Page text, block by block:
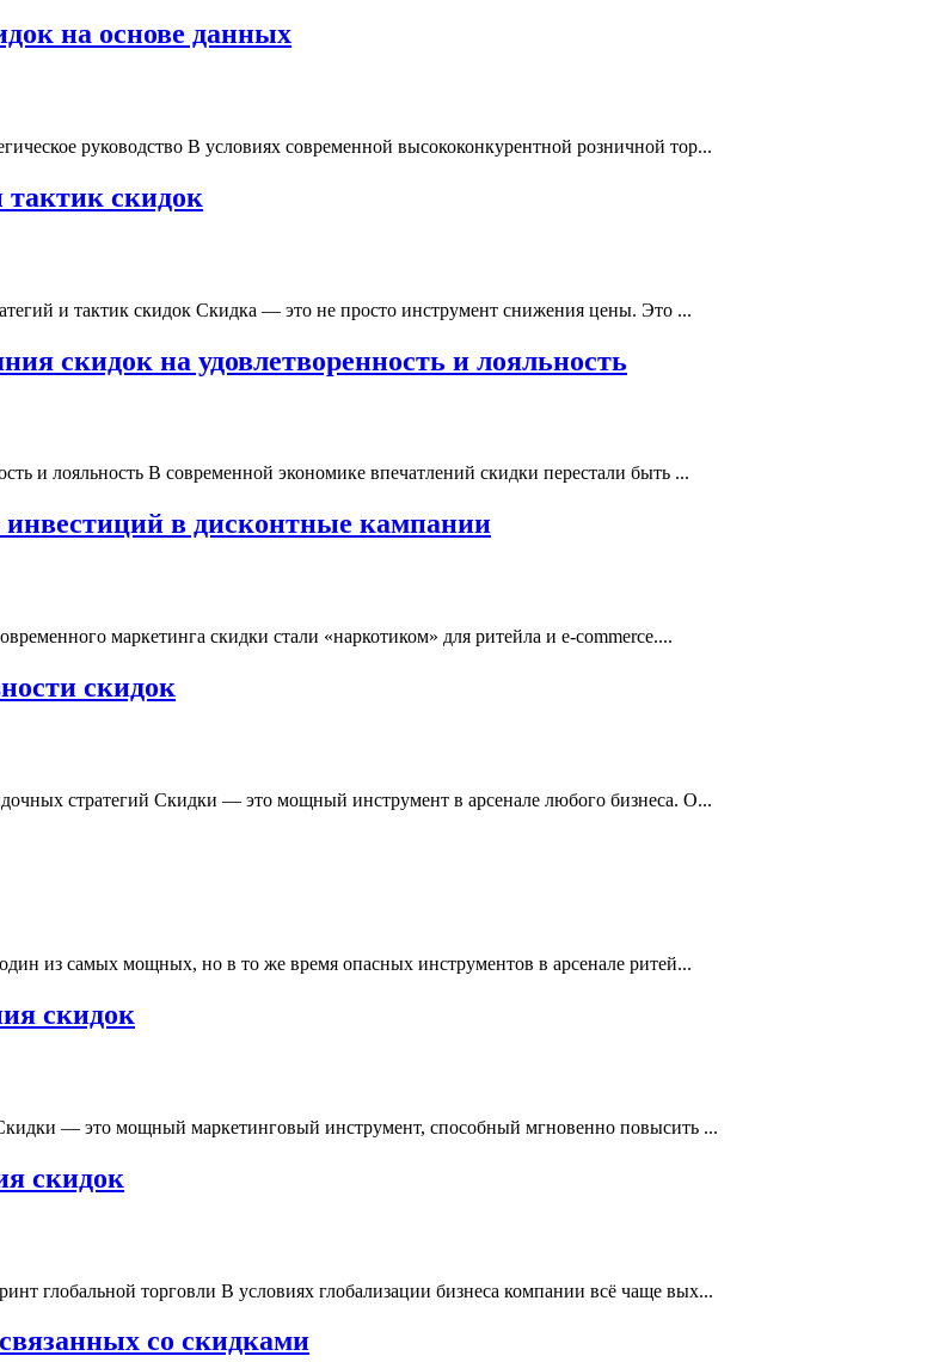
на основе данных
руководство В условиях современной высококонкурентной розничной тор...
скидок
и тактик скидок Скидка — это не просто инструмент снижения цены. Это ...
скидок на удовлетворенность и лояльность
и лояльность В современной экономике впечатлений скидки перестали быть ...
инвестиций в дисконтные кампании
маркетинга скидки стали «наркотиком» для ритейла и e-commerce....
скидок
стратегий Скидки — это мощный инструмент в арсенале любого бизнеса. О...
из самых мощных, но в то же время опасных инструментов в арсенале ритей...
скидок
— это мощный маркетинговый инструмент, способный мгновенно повысить ...
скидок
глобальной торговли В условиях глобализации бизнеса компании всё чаще вых...
со скидками